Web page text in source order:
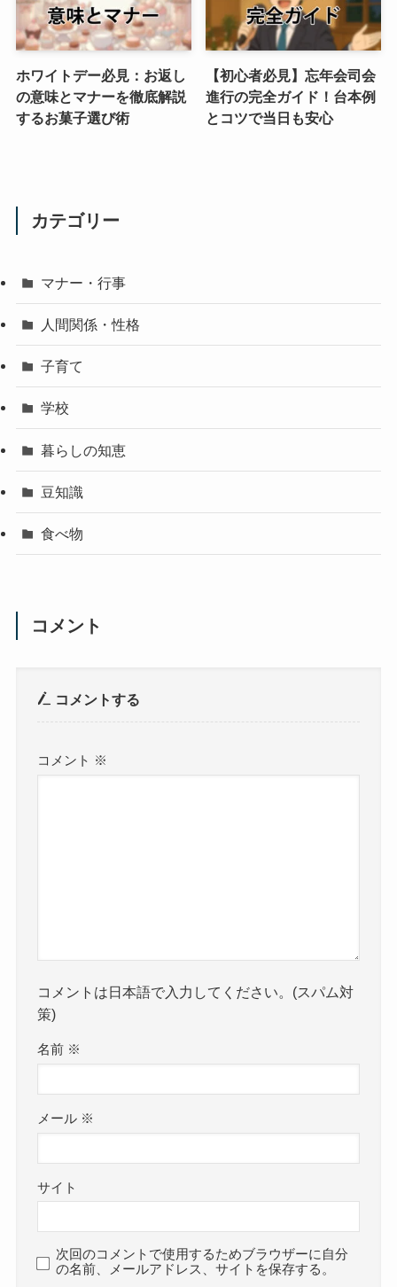
ホワイトデー必見：お返し
の意味とマナーを徹底解説
するお菓子選び術
【初心者必見】忘年会司会
進行の完全ガイド！台本例
とコツで当日も安心
カテゴリー
マナー・行事
人間関係・性格
子育て
学校
暮らしの知恵
豆知識
食べ物
コメント
コメントする
コメント ※
コメントは日本語で入力してください。(スパム対
策)
名前 ※
メール ※
サイト
次回のコメントで使用するためブラウザーに自分
の名前、メールアドレス、サイトを保存する。